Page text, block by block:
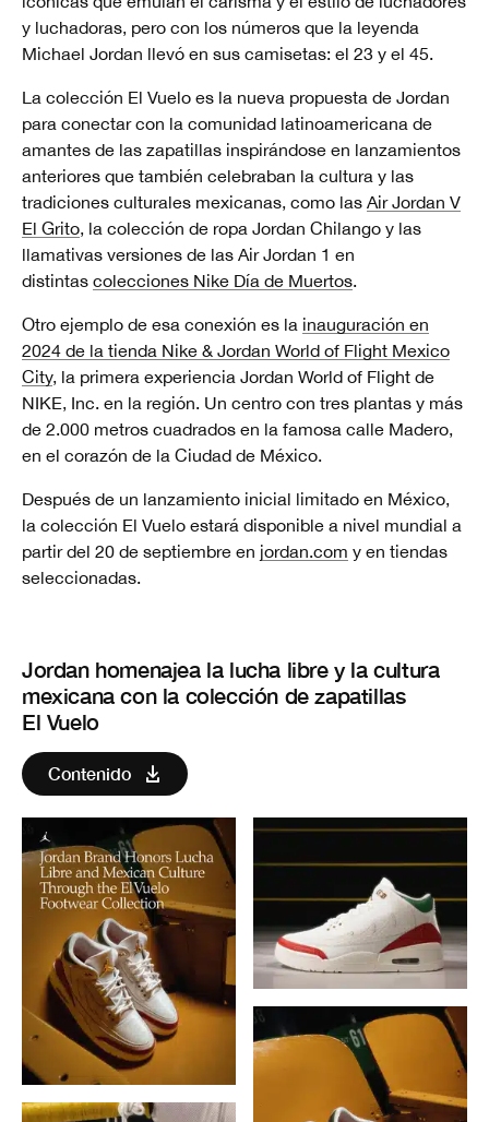
y luchadoras, pero con los números que la leyenda
Michael Jordan llevó en sus camisetas: el 23 y el 45.
La colección El Vuelo es la nueva propuesta de Jordan
para conectar con la comunidad latinoamericana de
amantes de las zapatillas inspirándose en lanzamientos
anteriores que también celebraban la cultura y las
tradiciones culturales mexicanas, como las Air Jordan V
El Grito , la colección de ropa Jordan Chilango y las
llamativas versiones de las Air Jordan 1 en
distintas colecciones Nike Día de Muertos
Otro ejemplo de esa conexión es la inauguración en
2024 de la tienda Nike & Jordan World of Flight Mexico
City, la primera experiencia Jordan World of Flight de
NIKE, Inc. en la región. Un centro con tres plantas y más
de 2.000 metros cuadrados en la famosa calle Madero,
en el corazón de la Ciudad de México.
Después de un lanzamiento inicial limitado en México,
la colección El Vuelo estará disponible a nivel mundial a
partir del 20 de septiembre en jordan.com y en tiendas
seleccionadas.
Jordan homenajea la lucha libre y la cultura
mexicana con la colección de zapatillas
El Vuelo
Contenido